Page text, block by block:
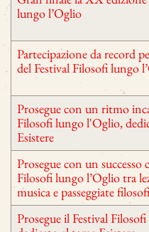
lungo l’Oglio
Partecipazione da record
del Festival Filosofi lungo
Prosegue con un ritmo
Filosofi lungo l'Oglio,
Esistere
Prosegue con un successo
Filosofi lungo l’Oglio tra
musica e passeggiate
Prosegue il Festival